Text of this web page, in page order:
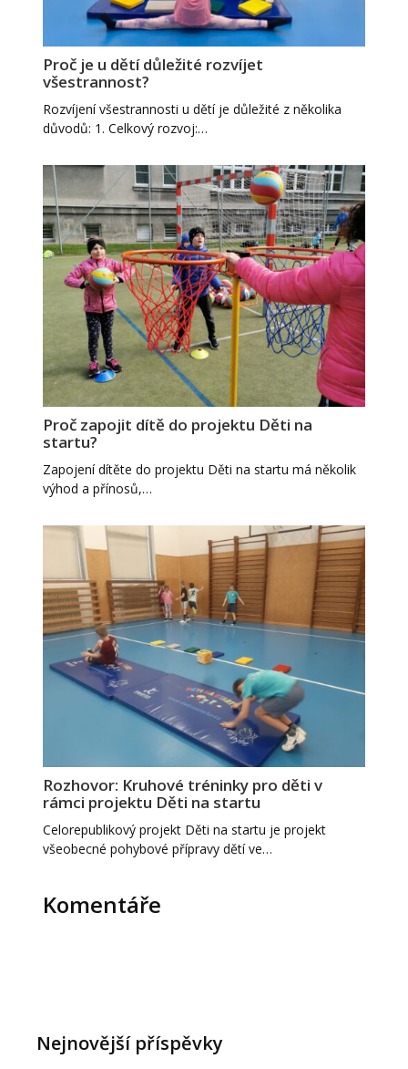
Proč je u dětí důležité rozvíjet
všestrannost?
Rozvíjení všestrannosti u dětí je důležité z několika
důvodů: 1. Celkový rozvoj:…
Proč zapojit dítě do projektu Děti na
startu?
Zapojení dítěte do projektu Děti na startu má několik
výhod a přínosů,…
Rozhovor: Kruhové tréninky pro děti v
rámci projektu Děti na startu
Celorepublikový projekt Děti na startu je projekt
všeobecné pohybové přípravy dětí ve…
Komentáře
Nejnovější příspěvky